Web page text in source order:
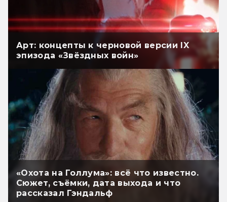
Арт: концепты к черновой версии IX
эпизода «Звёздных войн»
«Охота на Голлума»: всё что известно.
Сюжет, съёмки, дата выхода и что
рассказал Гэндальф